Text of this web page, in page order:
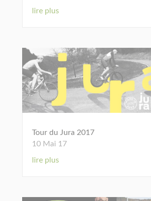
lire plus
Tour du Jura 2017
10 Mai 17
lire plus